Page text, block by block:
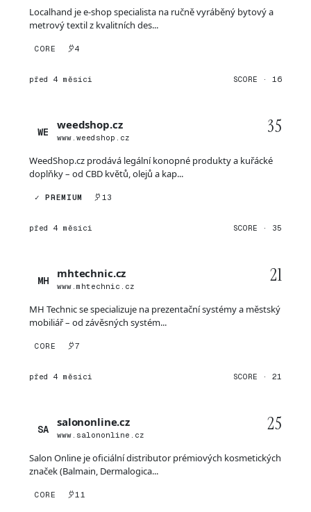
Localhand je e-shop specialista na ručně vyráběný bytový a
metrový textil z kvalitních des...
CORE 4
před 4 měsíci SCORE · 16
WE
weedshop.cz
www.weedshop.cz
35
WeedShop.cz prodává legální konopné produkty a kuřácké
doplňky – od CBD květů, olejů a kap...
✓ PREMIUM 13
před 4 měsíci SCORE · 35
MH
mhtechnic.cz
www.mhtechnic.cz
21
MH Technic se specializuje na prezentační systémy a městský
mobiliář – od závěsných systém...
CORE 7
před 4 měsíci SCORE · 21
SA
salononline.cz
www.salononline.cz
25
Salon Online je oficiální distributor prémiových kosmetických
značek (Balmain, Dermalogica...
CORE 11